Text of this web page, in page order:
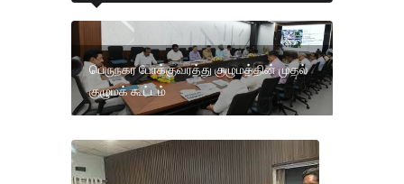
பெருநகர போக்குவரத்து குழுமத்தின் முதல்
குழுமக் கூட்டம்